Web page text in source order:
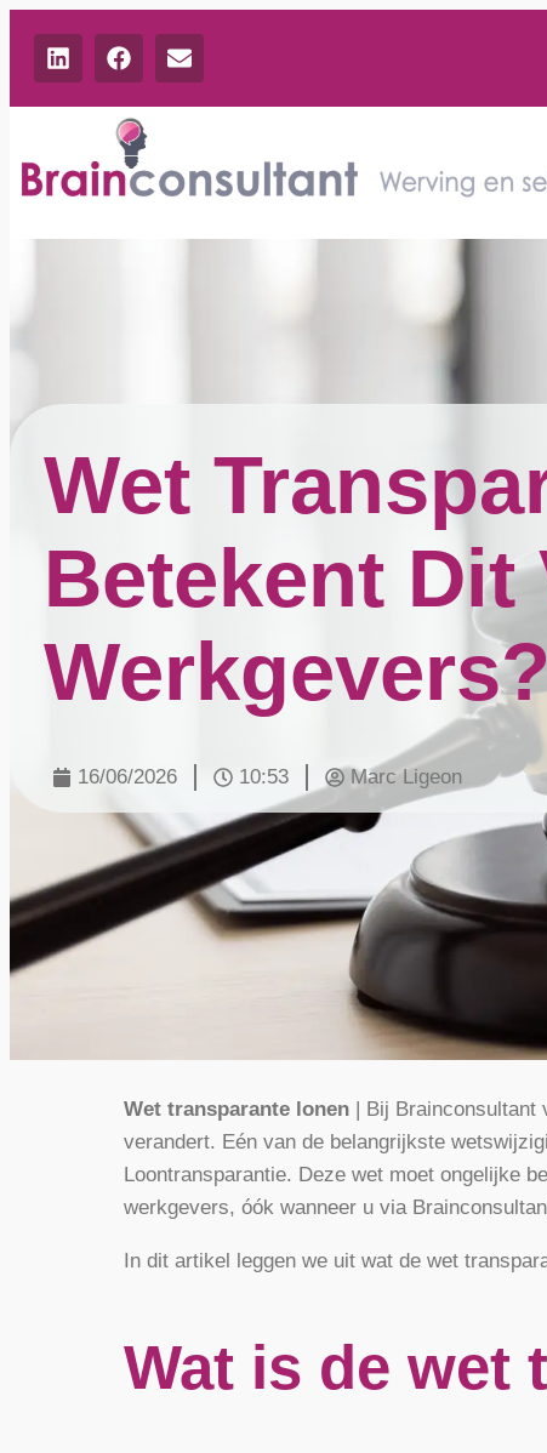
Wet
Betekent Dit
16/06/2026 10:53 Marc Ligeon
Wet transparante lonen | Bij Brainconsultant
verandert. Eén van de belangrijkste
Loontransparantie. Deze wet moet ongelijke
werkgevers, óók wanneer u via
In dit artikel leggen we uit wat de wet
Wat is de wet